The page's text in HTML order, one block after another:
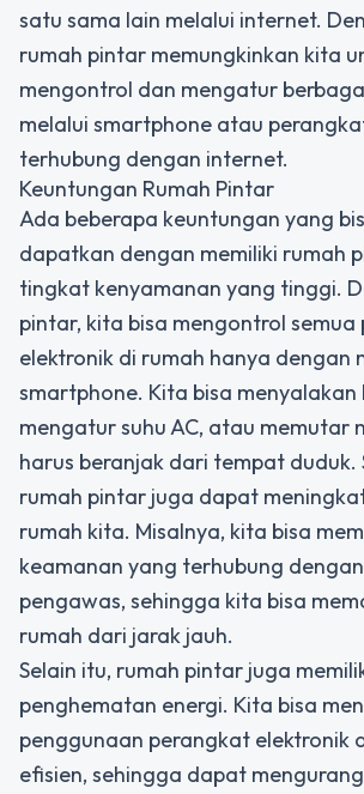
satu sama lain melalui internet.
rumah pintar memungkinkan kita
mengontrol dan mengatur
melalui smartphone atau
terhubung dengan internet.
Keuntungan Rumah Pintar
Ada beberapa keuntungan yang
dapatkan dengan memiliki rumah
tingkat kenyamanan yang tinggi.
pintar, kita bisa mengontrol
elektronik di rumah hanya dengan
smartphone. Kita bisa menyalakan
mengatur suhu AC, atau memutar
harus beranjak dari tempat duduk.
rumah pintar juga dapat
rumah kita. Misalnya, kita bisa
keamanan yang terhubung
pengawas, sehingga kita bisa
rumah dari jarak jauh.
Selain itu, rumah pintar juga
penghematan energi. Kita bisa
penggunaan perangkat elektronik
efisien, sehingga dapat